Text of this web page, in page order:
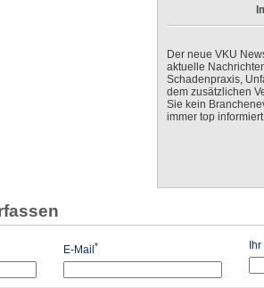
Der neue VKU
aktuelle
Schadenpraxis,
dem zusätzlichen
Sie kein
immer top
E-Mail *